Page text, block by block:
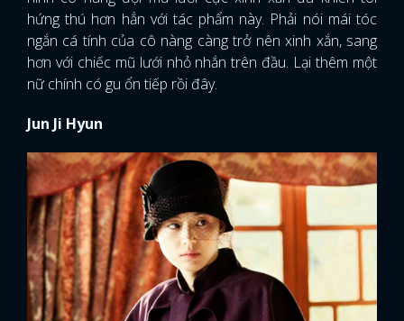
hứng thú hơn hẳn với tác phẩm này. Phải nói mái tóc
ngắn cá tính của cô nàng càng trở nên xinh xắn, sang
hơn với chiếc mũ lưới nhỏ nhắn trên đầu. Lại thêm một
nữ chính có gu ổn tiếp rồi đây.
Jun Ji Hyun